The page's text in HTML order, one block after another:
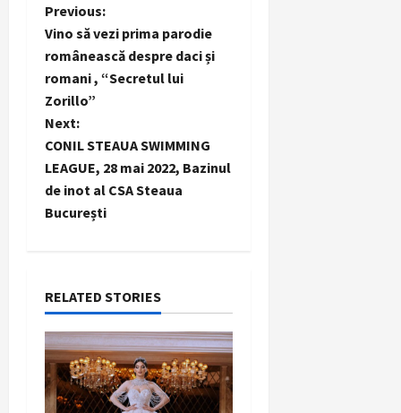
P
o
s
t
n
a
g
a
t
Previous:
Vino să vezi prima parodie
românească despre daci și
romani , “Secretul lui
Zorillo”
Next:
CONIL STEAUA SWIMMING
LEAGUE, 28 mai 2022, Bazinul
de inot al CSA Steaua
București
RELATED STORIES